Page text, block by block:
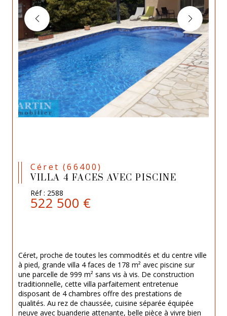
Céret (66400)
VILLA 4 FACES AVEC PISCINE
Réf : 2588
522 500 €
Céret, proche de toutes les commodités et du centre ville
à pied, grande villa 4 faces de 178 m² avec piscine sur
une parcelle de 999 m² sans vis à vis. De construction
traditionnelle, cette villa parfaitement entretenue
disposant de 4 chambres offre des prestations de
qualités. Au rez de chaussée, cuisine séparée équipée
neuve avec buanderie attenante, belle pièce à vivre bien